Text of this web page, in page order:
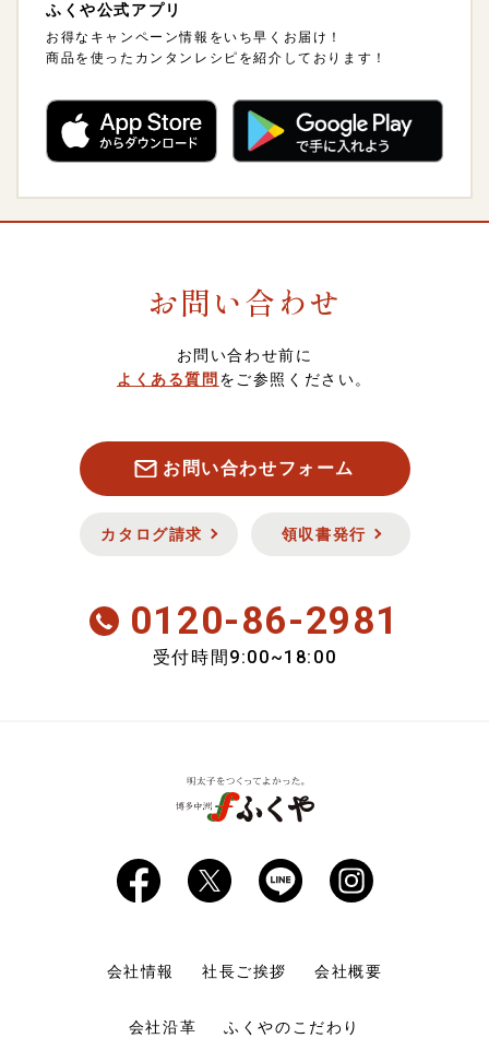
ら
ギフトセット
ご飯のおとも
菓子・フルーツ
酒類・飲料品
会員のみ特別送料
3,000～3,999円
4,000～4,999円
7,000～7,999円
8,000円以上
配送方法・送料について
熨斗（のし）・包装について
スマート便（ソーシャルギフト）について
定期・頒布会注文について
キャンセル・返品について
海外発送について
卸販売について
ふくや公式アプリ
お得なキャンペーン情報をいち早くお届け！
商品を使ったカンタンレシピを紹介しております！
お問い合わせ
お問い合わせ前に
よくある質問 をご参照ください。
お問い合わせフォーム
カタログ請求 領収書発行
0120-86-2981
受付時間 9:00~18:00
会社情報 社長ご挨拶 会社概要
会社沿革 ふくやのこだわり